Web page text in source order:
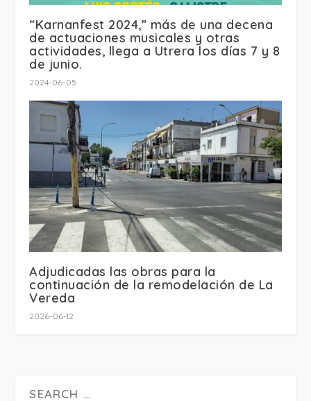
“Karnanfest 2024,” más de una decena
de actuaciones musicales y otras
actividades, llega a Utrera los días 7 y 8
de junio.
2024-06-05
Adjudicadas las obras para la
continuación de la remodelación de La
Vereda
2026-06-12